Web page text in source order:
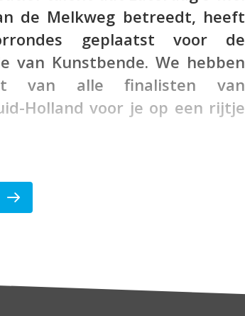
de Melkweg betreedt, heeft
geplaatst voor de
van Kunstbende. We hebben
van alle finalisten van
Holland voor je op een rijtje
in ruim 110 acts van 13 t/m 18
Film & Animatie, Muziek, Taal of
van Kunstbende 2014 is